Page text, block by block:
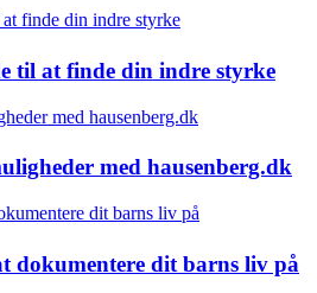
til at finde din indre styrke
med hausenberg.dk
dokumentere dit barns liv på